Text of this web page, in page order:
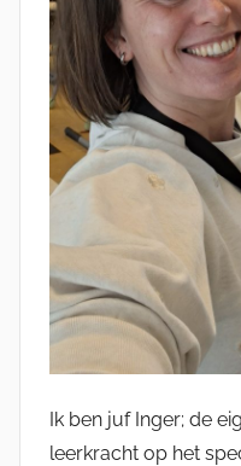
Ik ben juf Inger; de
leerkracht op het